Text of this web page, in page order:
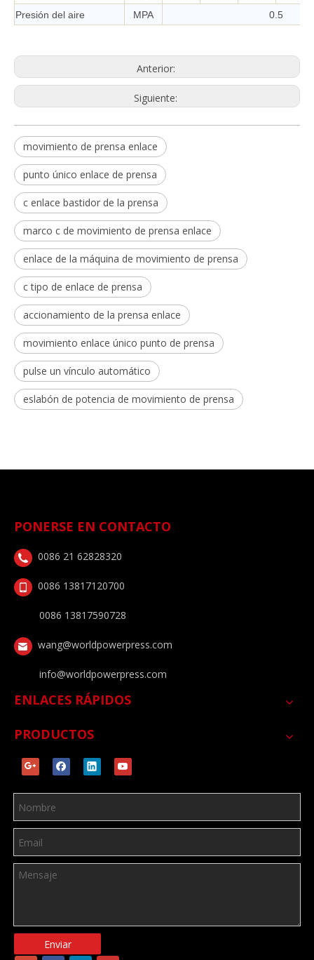
Presión del aire
MPA 0.5
Anterior:
Siguiente:
movimiento de prensa enlace
punto único enlace de prensa
c enlace bastidor de la prensa
marco c de movimiento de prensa enlace
enlace de la máquina de movimiento de prensa
c tipo de enlace de prensa
accionamiento de la prensa enlace
movimiento enlace único punto de prensa
pulse un vínculo automático
eslabón de potencia de movimiento de prensa
PONERSE EN CONTACTO
0086 21 62828320
0086 13817120700
0086 13817590728
wang@worldpowerpress.com
info@worldpowerpress.com
ENLACES RÁPIDOS
PRODUCTOS
Enviar